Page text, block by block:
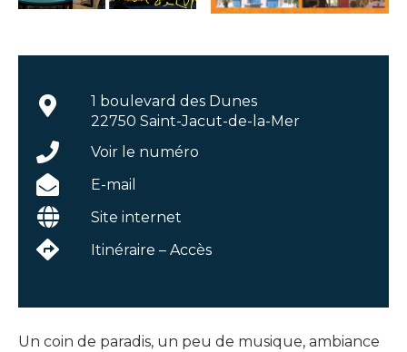
Un coin de paradis, un peu de musique, ambiance
1 boulevard des Dunes
22750 Saint-Jacut-de-la-Mer
Voir le numéro
E-mail
Site internet
Itinéraire – Accès